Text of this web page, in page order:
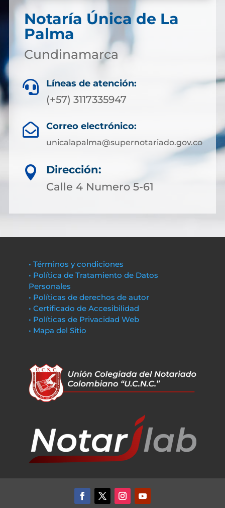
Notaría Única de La
Palma
Cundinamarca
 Líneas de atención:
(+57) 3117335947
 Correo electrónico:
unicalapalma@supernotariado.gov.co

Dirección:
Calle 4 Numero 5-61
• Términos y condiciones
• Política de Tratamiento de Datos
Personales
• Políticas de derechos de autor
• Certificado de Accesibilidad
• Políticas de Privacidad Web
• Mapa del Sitio